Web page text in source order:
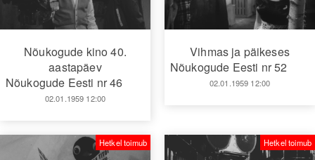
Nõukogude kino 40.
aastapäev
Nõukogude Eesti nr 46
02.01.1959 12:00
Vihmas ja päikeses
Nõukogude Eesti nr 52
02.01.1959 12:00
Hetkel toimub Hetkel toimub